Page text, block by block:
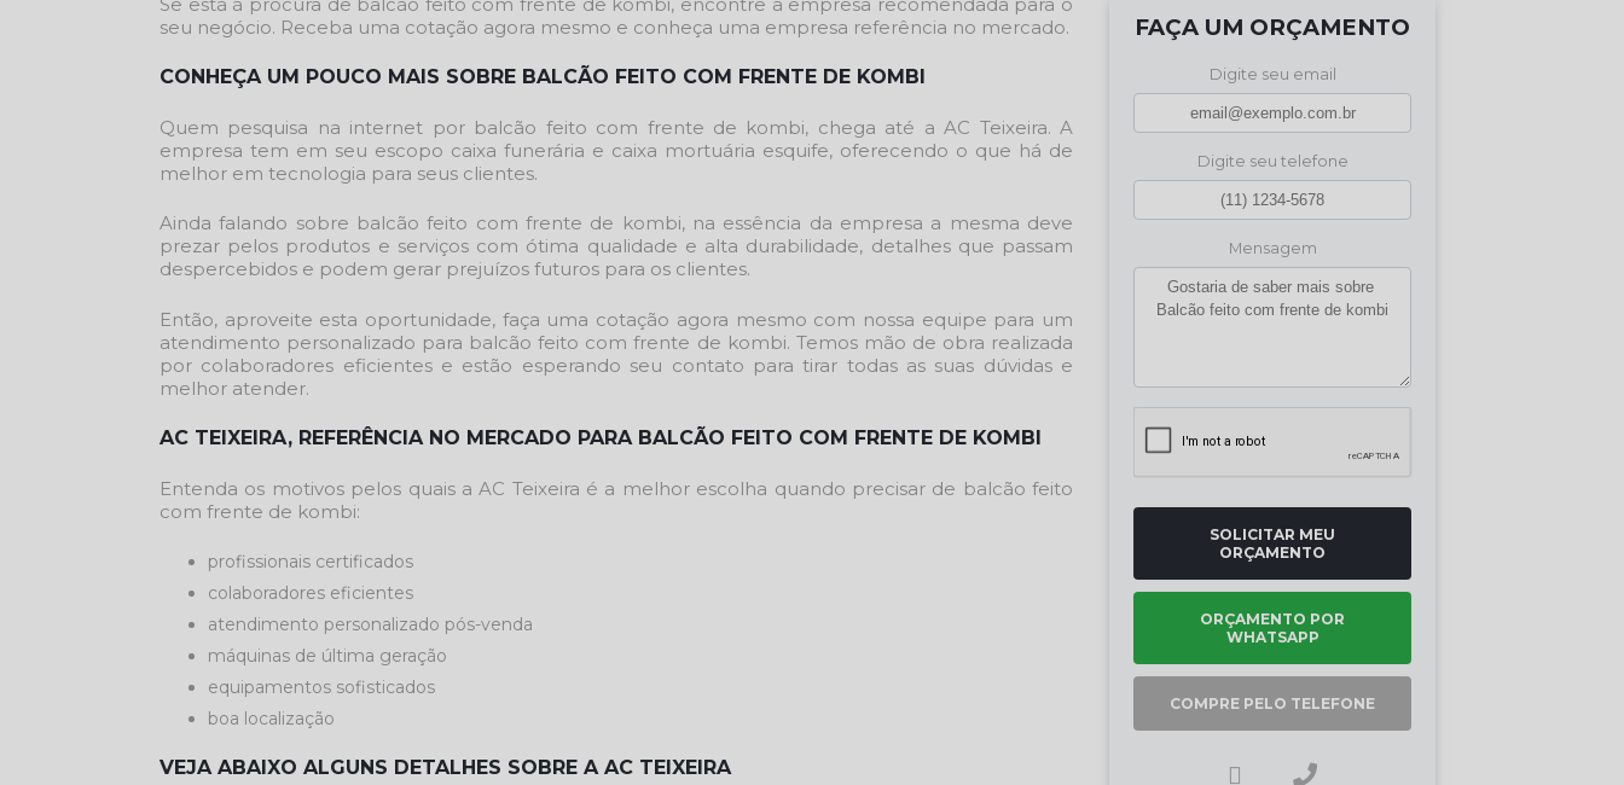
seu negócio. Receba uma cotação agora mesmo e conheça uma empresa referência no mercado.
CONHEÇA UM POUCO MAIS SOBRE BALCÃO FEITO COM FRENTE DE KOMBI
Quem pesquisa na internet por balcão feito com frente de kombi, chega até a AC Teixeira. A
empresa tem em seu escopo caixa funerária e caixa mortuária esquife, oferecendo o que há de
melhor em tecnologia para seus clientes.
Ainda falando sobre balcão feito com frente de kombi, na essência da empresa a mesma deve
prezar pelos produtos e serviços com ótima qualidade e alta durabilidade, detalhes que passam
despercebidos e podem gerar prejuízos futuros para os clientes.
Então, aproveite esta oportunidade, faça uma cotação agora mesmo com nossa equipe para um
atendimento personalizado para balcão feito com frente de kombi. Temos mão de obra realizada
por colaboradores eficientes e estão esperando seu contato para tirar todas as suas dúvidas e
melhor atender.
AC TEIXEIRA, REFERÊNCIA NO MERCADO PARA BALCÃO FEITO COM FRENTE DE KOMBI
Entenda os motivos pelos quais a AC Teixeira é a melhor escolha quando precisar de balcão feito
com frente de kombi:
profissionais certificados
colaboradores eficientes
atendimento personalizado pós-venda
máquinas de última geração
equipamentos sofisticados
boa localização
VEJA ABAIXO ALGUNS DETALHES SOBRE A AC TEIXEIRA
FAÇA UM ORÇAMENTO
Digite seu email
Digite seu telefone
Mensagem
SOLICITAR MEU
ORÇAMENTO
ORÇAMENTO POR
WHATSAPP
COMPRE PELO TELEFONE